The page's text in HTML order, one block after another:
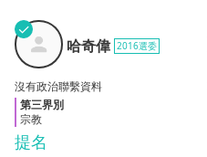
哈奇
偉
✓
提名
哈奇偉 2016選委
沒有政治聯繫資料
第三界別
宗教